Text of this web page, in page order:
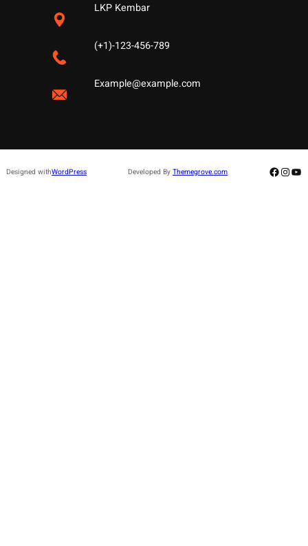
LKP Kembar
(+1)-123-456-789
Example@example.com
Designed withWordPress Developed By Themegrove.com